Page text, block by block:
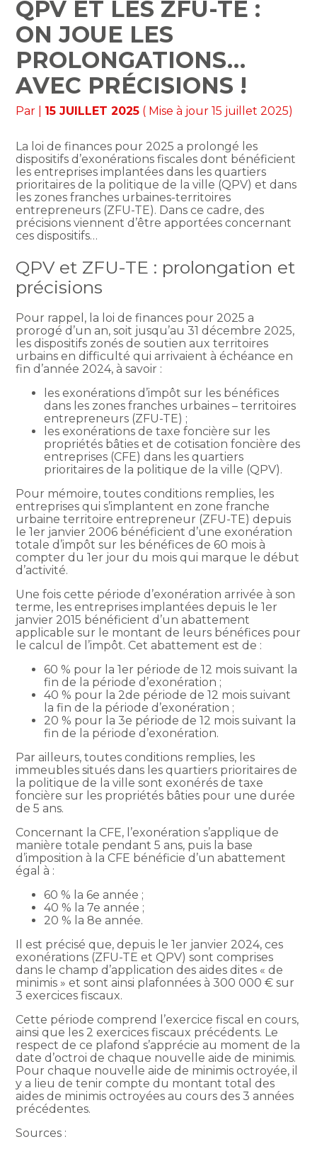
QPV ET LES ZFU-TE :
ON JOUE LES
PROLONGATIONS…
AVEC PRÉCISIONS !
Par 15 JUILLET 2025 ( Mise à jour 15 juillet 2025)
La loi de finances pour 2025 a prolongé les
dispositifs d’exonérations fiscales dont bénéficient
les entreprises implantées dans les quartiers
prioritaires de la politique de la ville (QPV) et dans
les zones franches urbaines-territoires
entrepreneurs (ZFU-TE). Dans ce cadre, des
précisions viennent d’être apportées concernant
ces dispositifs…
QPV et ZFU-TE : prolongation et
précisions
Pour rappel, la loi de finances pour 2025 a
prorogé d’un an, soit jusqu’au 31 décembre 2025,
les dispositifs zonés de soutien aux territoires
urbains en difficulté qui arrivaient à échéance en
fin d’année 2024, à savoir :
les exonérations d’impôt sur les bénéfices
dans les zones franches urbaines – territoires
entrepreneurs (ZFU-TE) ;
les exonérations de taxe foncière sur les
propriétés bâties et de cotisation foncière des
entreprises (CFE) dans les quartiers
prioritaires de la politique de la ville (QPV).
Pour mémoire, toutes conditions remplies, les
entreprises qui s’implantent en zone franche
urbaine territoire entrepreneur (ZFU-TE) depuis
le 1er janvier 2006 bénéficient d’une exonération
totale d’impôt sur les bénéfices de 60 mois à
compter du 1er jour du mois qui marque le début
d’activité.
Une fois cette période d’exonération arrivée à son
terme, les entreprises implantées depuis le 1er
janvier 2015 bénéficient d’un abattement
applicable sur le montant de leurs bénéfices pour
le calcul de l’impôt. Cet abattement est de :
60 % pour la 1er période de 12 mois suivant la
fin de la période d’exonération ;
40 % pour la 2de période de 12 mois suivant
la fin de la période d’exonération ;
20 % pour la 3e période de 12 mois suivant la
fin de la période d’exonération.
Par ailleurs, toutes conditions remplies, les
immeubles situés dans les quartiers prioritaires de
la politique de la ville sont exonérés de taxe
foncière sur les propriétés bâties pour une durée
de 5 ans.
Concernant la CFE, l’exonération s’applique de
manière totale pendant 5 ans, puis la base
d’imposition à la CFE bénéficie d’un abattement
égal à :
60 % la 6e année ;
40 % la 7e année ;
20 % la 8e année.
Il est précisé que, depuis le 1er janvier 2024, ces
exonérations (ZFU-TE et QPV) sont comprises
dans le champ d’application des aides dites « de
minimis » et sont ainsi plafonnées à 300 000 € sur
3 exercices fiscaux.
Cette période comprend l’exercice fiscal en cours,
ainsi que les 2 exercices fiscaux précédents. Le
respect de ce plafond s’apprécie au moment de la
date d’octroi de chaque nouvelle aide de minimis.
Pour chaque nouvelle aide de minimis octroyée, il
y a lieu de tenir compte du montant total des
aides de minimis octroyées au cours des 3 années
précédentes.
Sources :